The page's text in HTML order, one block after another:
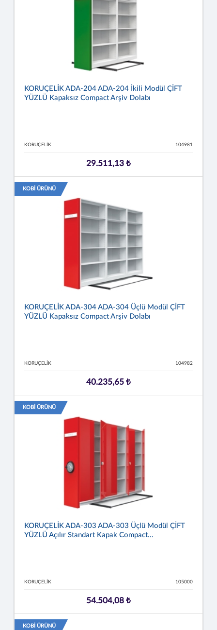
KORUÇELİK ADA-204 ADA-204 İkili Modül ÇİFT
YÜZLÜ Kapaksız Compact Arşiv Dolabı
KORUÇELİK 104981
29.511,13 ₺
KOBİ ÜRÜNÜ
KORUÇELİK ADA-304 ADA-304 Üçlü Modül ÇİFT
YÜZLÜ Kapaksız Compact Arşiv Dolabı
KORUÇELİK 104982
40.235,65 ₺
KOBİ ÜRÜNÜ
KORUÇELİK ADA-303 ADA-303 Üçlü Modül ÇİFT
YÜZLÜ Açılır Standart Kapak Compact...
KORUÇELİK 105000
54.504,08 ₺
KOBİ ÜRÜNÜ